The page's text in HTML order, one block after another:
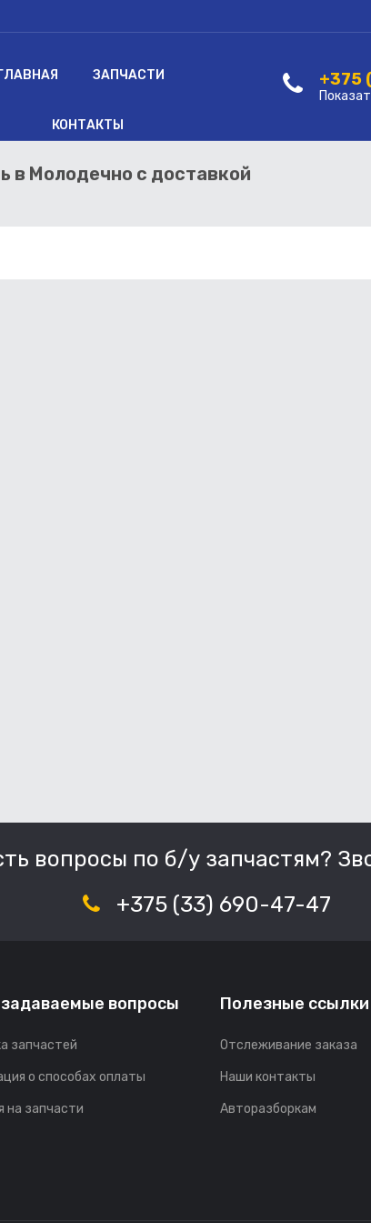
ЗАПЧАСТИ
КОНТАКТЫ
+375
в Молодечно с доставкой
вопросы по б/у запчастям?
+375 (33) 690-47-47
вопросы
запчастей
о способах оплаты
на запчасти
Полезные ссылки
Отслеживание заказа
Наши контакты
Авторазборкам